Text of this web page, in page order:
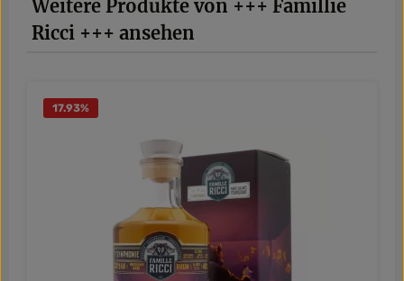
Weitere Produkte von +++ Famillie
Ricci +++ ansehen
17.93%